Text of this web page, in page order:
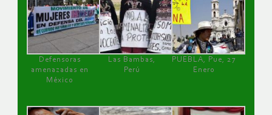
Defensoras
amenazadas en
México
Las Bambas,
Perú
PUEBLA, Pue, 27
Enero